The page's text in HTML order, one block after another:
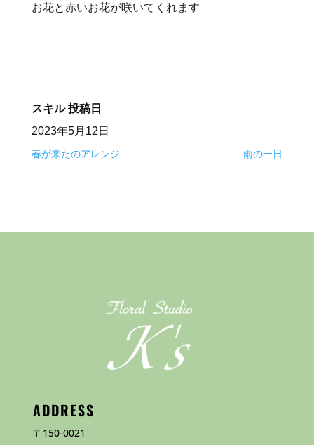
お花と赤いお花が咲いてくれます
スキル 投稿日
2023年5月12日
春が来たのアレンジ 雨の一日
ADDRESS
〒150-0021